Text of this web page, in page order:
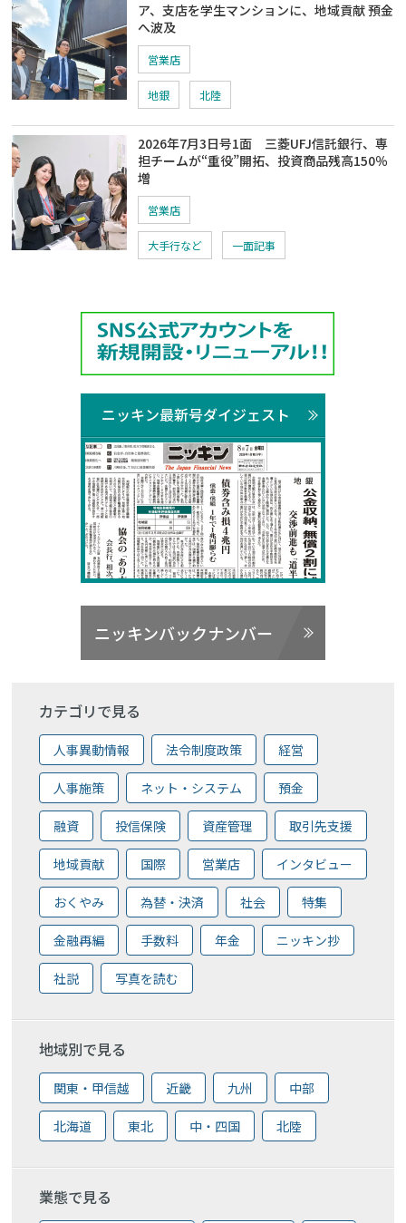
ア、支店を学生マンションに、地域貢献 預金
へ波及
営業店
地銀 北陸
2026年7月3日号1面 三菱UFJ信託銀行、専
担チームが“重役”開拓、投資商品残高150％
増
営業店
大手行など 一面記事
ニッキン最新号ダイジェスト
ニッキンバックナンバー
カテゴリで見る
人事異動情報 法令制度政策 経営
人事施策 ネット・システム 預金
融資 投信保険 資産管理 取引先支援
地域貢献 国際 営業店 インタビュー
おくやみ 為替・決済 社会 特集
金融再編 手数料 年金 ニッキン抄
社説 写真を読む
地域別で見る
関東・甲信越 近畿 九州 中部
北海道 東北 中・四国 北陸
業態で見る